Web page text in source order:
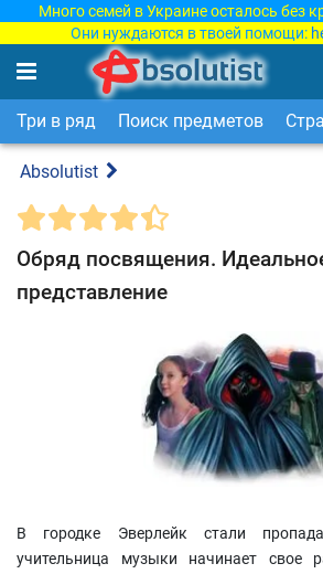
Много семей в Украине осталось без
Они нуждаются в твоей помощи:
Три в ряд Поиск предметов
Absolutist
Обряд посвящения.
представление
В городке Эверлейк стали
учительница музыки начинает свое